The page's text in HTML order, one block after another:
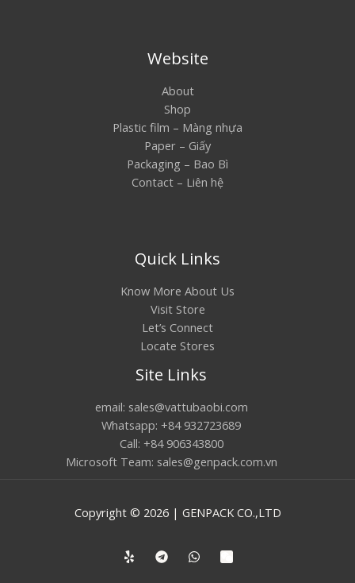
Website
About
Shop
Plastic film – Màng nhựa
Paper – Giấy
Packaging – Bao Bì
Contact – Liên hệ
Quick Links
Know More About Us
Visit Store
Let’s Connect
Locate Stores
Site Links
email: sales@vattubaobi.com
Whatsapp: +84 932723689
Call: +84 906343800
Microsoft Team: sales@genpack.com.vn
Copyright © 2026 | GENPACK CO.,LTD